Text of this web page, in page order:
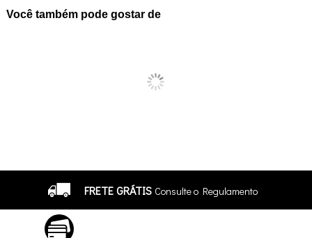
Você também pode gostar de
FRETE GRÁTIS Consulte o Regulamento